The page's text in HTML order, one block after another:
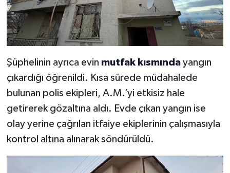
Şüphelinin ayrıca evin mutfak kısmındayangın
çıkardığı öğrenildi. Kısa sürede müdahalede
bulunan polis ekipleri, A.M.’yi etkisiz hale
getirerek gözaltına aldı. Evde çıkan yangın ise
olay yerine çağrılan itfaiye ekiplerinin çalışmasıyla
kontrol altına alınarak söndürüldü.